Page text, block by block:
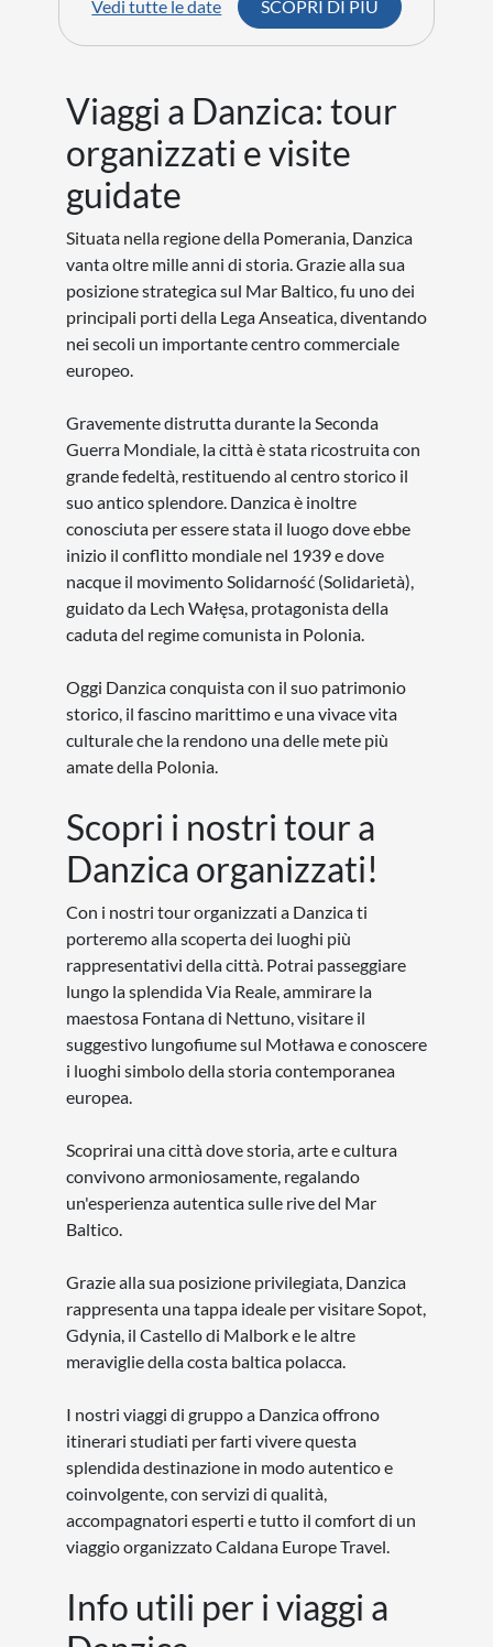
Vedi tutte le date SCOPRI DI PIÙ
Viaggi a Danzica: tour
organizzati e visite
guidate
Situata nella regione della Pomerania, Danzica
vanta oltre mille anni di storia. Grazie alla sua
posizione strategica sul Mar Baltico, fu uno dei
principali porti della Lega Anseatica, diventando
nei secoli un importante centro commerciale
europeo.
Gravemente distrutta durante la Seconda
Guerra Mondiale, la città è stata ricostruita con
grande fedeltà, restituendo al centro storico il
suo antico splendore. Danzica è inoltre
conosciuta per essere stata il luogo dove ebbe
inizio il conflitto mondiale nel 1939 e dove
nacque il movimento Solidarność (Solidarietà),
guidato da Lech Wałęsa, protagonista della
caduta del regime comunista in Polonia.
Oggi Danzica conquista con il suo patrimonio
storico, il fascino marittimo e una vivace vita
culturale che la rendono una delle mete più
amate della Polonia.
Scopri i nostri tour a
Danzica organizzati!
Con i nostri tour organizzati a Danzica ti
porteremo alla scoperta dei luoghi più
rappresentativi della città. Potrai passeggiare
lungo la splendida Via Reale, ammirare la
maestosa Fontana di Nettuno, visitare il
suggestivo lungofiume sul Motława e conoscere
i luoghi simbolo della storia contemporanea
europea.
Scoprirai una città dove storia, arte e cultura
convivono armoniosamente, regalando
un'esperienza autentica sulle rive del Mar
Baltico.
Grazie alla sua posizione privilegiata, Danzica
rappresenta una tappa ideale per visitare Sopot,
Gdynia, il Castello di Malbork e le altre
meraviglie della costa baltica polacca.
I nostri viaggi di gruppo a Danzica offrono
itinerari studiati per farti vivere questa
splendida destinazione in modo autentico e
coinvolgente, con servizi di qualità,
accompagnatori esperti e tutto il comfort di un
viaggio organizzato Caldana Europe Travel.
Info utili per i viaggi a